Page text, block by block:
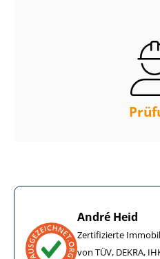
André Heid
Zertifizierte
von TÜV, DEKRA,